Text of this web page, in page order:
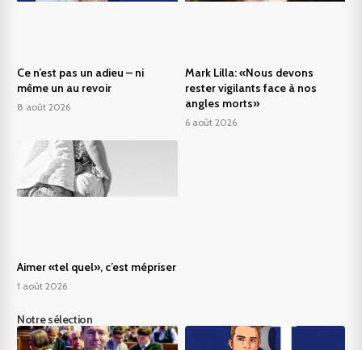
Ce n’est pas un adieu – ni
même un au revoir
8 août 2026
Mark Lilla: «Nous devons
rester vigilants face à nos
angles morts»
6 août 2026
Aimer «tel quel», c’est mépriser
1 août 2026
Notre sélection